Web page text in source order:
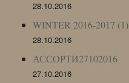
28.10.2016
WINTER 2016-2017 (1)
28.10.2016
АССОРТИ27102016
27.10.2016